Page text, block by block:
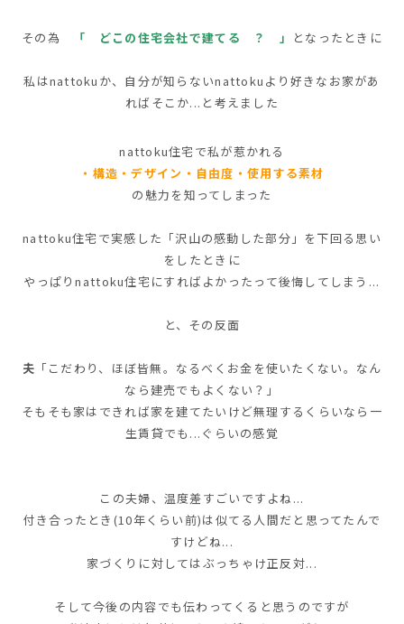
その為 「 どこの住宅会社で建てる ？ 」 となったときに
私はnattokuか、自分が知らないnattokuより好きなお家があ
ればそこか...と考えました
nattoku住宅で私が惹かれる
・構造・デザイン・自由度・使用する素材
の魅力を知ってしまった
nattoku住宅で実感した「沢山の感動した部分」を下回る思い
をしたときに
やっぱりnattoku住宅にすればよかったって後悔してしまう...
と、その反面
夫 「こだわり、ほぼ皆無。なるべくお金を使いたくない。なん
なら建売でもよくない？」
そもそも家はできれば家を建てたいけど無理するくらいなら一
生賃貸でも...ぐらいの感覚
この夫婦、 温度差すごい ですよね...
付き合ったとき(10年くらい前)は似てる人間だと思ってたんで
すけどね...
家づくりに対してはぶっちゃけ正反対...
そして今後の内容でも伝わってくると思うのですが